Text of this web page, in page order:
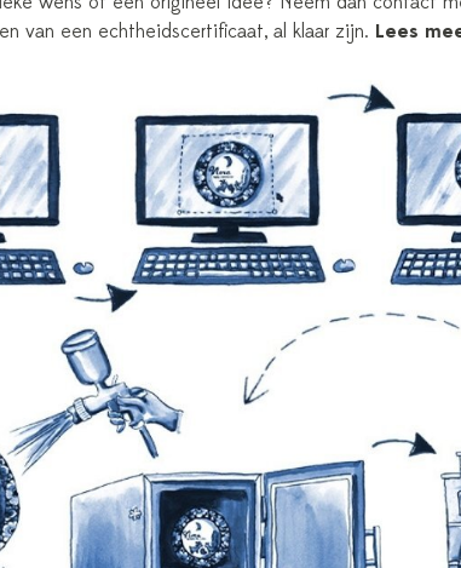
van een echtheidscertificaat, al klaar zijn. Lees